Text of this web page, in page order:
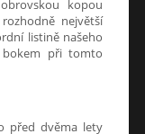
kopou
největší
listině našeho
bokem při tomto
před dvěma lety